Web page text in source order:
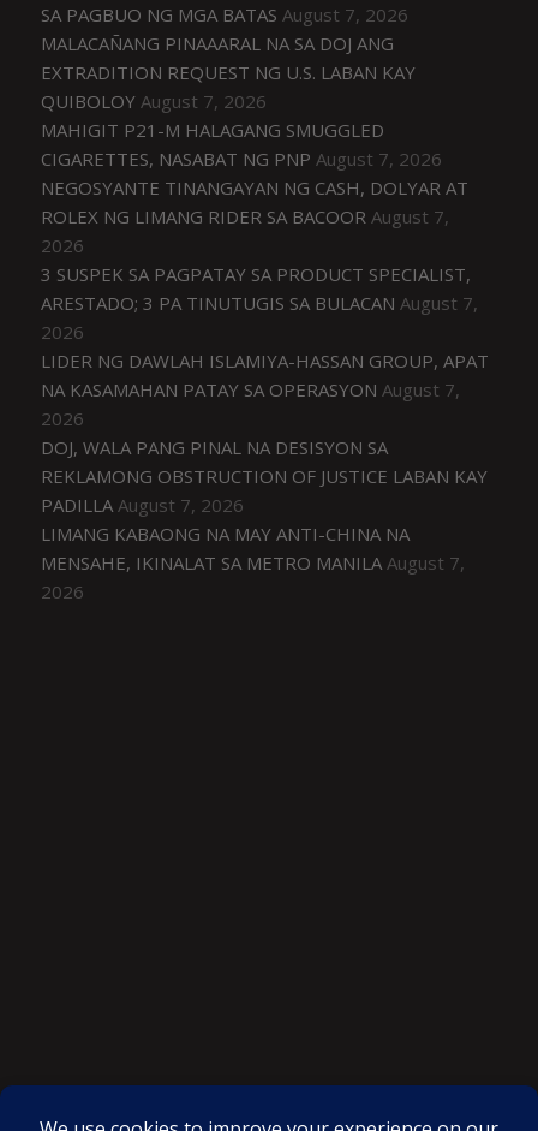
SA PAGBUO NG MGA BATAS August 7, 2026
MALACAÑANG PINAAARAL NA SA DOJ ANG
EXTRADITION REQUEST NG U.S. LABAN KAY
QUIBOLOY August 7, 2026
MAHIGIT P21-M HALAGANG SMUGGLED
CIGARETTES, NASABAT NG PNP August 7, 2026
NEGOSYANTE TINANGAYAN NG CASH, DOLYAR AT
ROLEX NG LIMANG RIDER SA BACOOR August 7,
2026
3 SUSPEK SA PAGPATAY SA PRODUCT SPECIALIST,
ARESTADO; 3 PA TINUTUGIS SA BULACAN August 7,
2026
LIDER NG DAWLAH ISLAMIYA-HASSAN GROUP, APAT
NA KASAMAHAN PATAY SA OPERASYON August 7,
2026
DOJ, WALA PANG PINAL NA DESISYON SA
REKLAMONG OBSTRUCTION OF JUSTICE LABAN KAY
PADILLA August 7, 2026
LIMANG KABAONG NA MAY ANTI-CHINA NA
MENSAHE, IKINALAT SA METRO MANILA August 7,
2026